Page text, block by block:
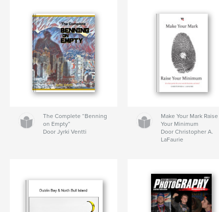
The Complete “Benning
on Empty”
Door Jyrki Ventti
Make Your Mark Raise
Your Minimum
Door Christopher A.
LaFaurie